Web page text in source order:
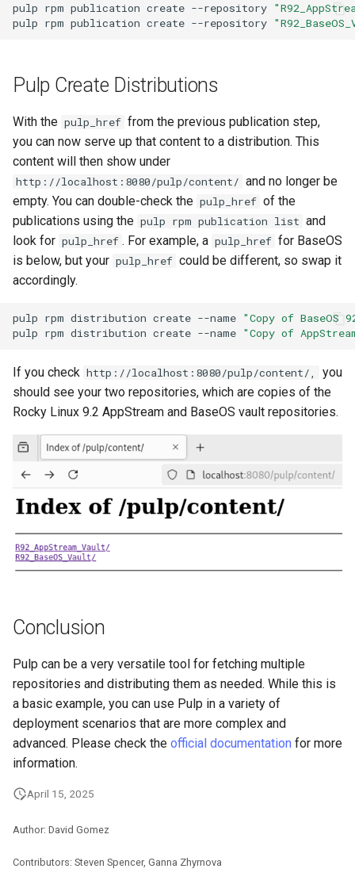
pulp rpm publication create --repository
pulp rpm publication create --repository
Pulp Create Distributions
With the pulp_href from the previous publication step,
you can now serve up that content to a distribution. This
content will then show under
http://localhost:8080/pulp/content/ and no longer be
empty. You can double-check the pulp_href of the
publications using the pulp rpm publication list and
look for pulp_href . For example, a pulp_href for BaseOS
is below, but your pulp_href could be different, so swap it
accordingly.
pulp rpm distribution create --name "Copy of BaseOS
pulp rpm distribution create --name "Copy of
If you check http://localhost:8080/pulp/content/,
you
should see your two repositories, which are copies of the
Rocky Linux 9.2 AppStream and BaseOS vault repositories.
Conclusion
Pulp can be a very versatile tool for fetching multiple
repositories and distributing them as needed. While this is
a basic example, you can use Pulp in a variety of
deployment scenarios that are more complex and
advanced. Please check the official documentation for more
information.
April 15, 2025
Author: David Gomez
Contributors: Steven Spencer, Ganna Zhyrnova